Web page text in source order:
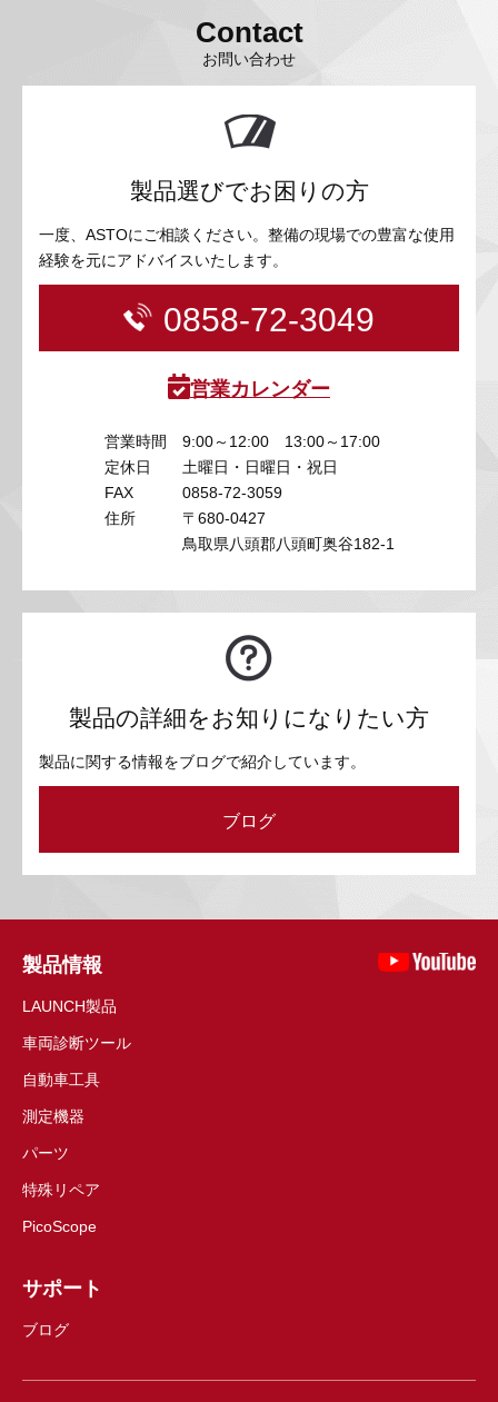
Contact
お問い合わせ
製品選びでお困りの方
一度、ASTOにご相談ください。整備の現場での豊富な使用
経験を元にアドバイスいたします。
0858-72-3049
営業カレンダー
営業時間
9:00～12:00 13:00～17:00
定休日
土曜日・日曜日・祝日
FAX
0858-72-3059
住所
〒680-0427
鳥取県八頭郡八頭町奥谷182-1
製品の詳細をお知りになりたい方
製品に関する情報をブログで紹介しています。
ブログ
製品情報
LAUNCH製品
車両診断ツール
自動車工具
測定機器
パーツ
特殊リペア
PicoScope
サポート
ブログ